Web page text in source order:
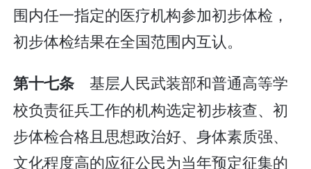
围内任一指定的医疗机构参加初步体检，
初步体检结果在全国范围内互认。
第十七条 基层人民武装部和普通高等学
校负责征兵工作的机构选定初步核查、初
步体检合格且思想政治好、身体素质强、
文化程度高的应征公民为当年预定征集的